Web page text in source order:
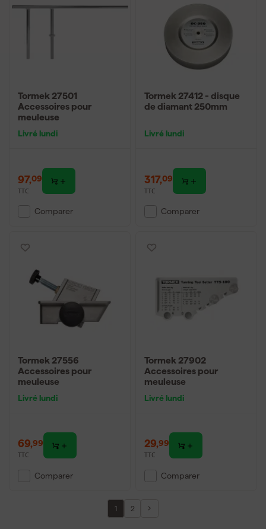
Tormek 27501
Accessoires pour
meuleuse
Livré lundi
97,09
TTC
Comparer
Tormek 27412 - disque
de diamant 250mm
Livré lundi
317,09
TTC
Comparer
Tormek 27556
Accessoires pour
meuleuse
Livré lundi
69,99
TTC
Comparer
Tormek 27902
Accessoires pour
meuleuse
Livré lundi
29,99
TTC
Comparer
1 2